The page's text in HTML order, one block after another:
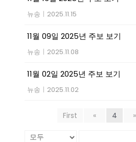
뉴송 | 2025.11.15
11월 09일 2025년 주보 보기
뉴송 | 2025.11.08
11월 02일 2025년 주보 보기
뉴송 | 2025.11.02
First « 4 »